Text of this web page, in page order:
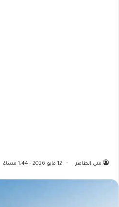
منى الطاهر 12 مايو 2026 - 1:44 مساءً